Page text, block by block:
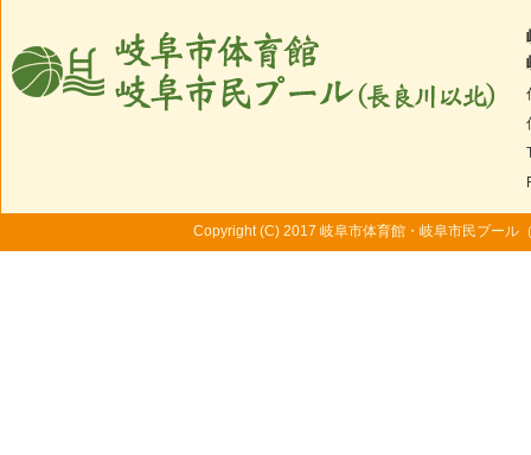
Copyright (C) 2017 岐阜市体育館・岐阜市民プー